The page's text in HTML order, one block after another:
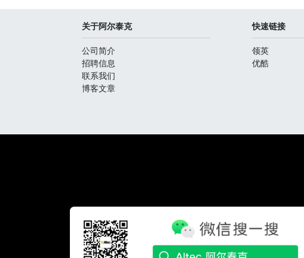
关于阿尔泰克
公司简介
招聘信息
联系我们
博客文章
快速链接
领英
优酷